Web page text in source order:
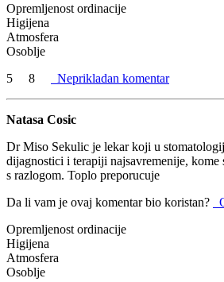
Opremljenost ordinacije
Higijena
Atmosfera
Osoblje
5
8 Neprikladan komentar
Natasa Cosic
Dr Miso Sekulic je lekar koji u
dijagnostici i terapiji najsavremenije,
s razlogom. Toplo preporucuje
Da li vam je ovaj komentar bio koristan?
Opremljenost ordinacije
Higijena
Atmosfera
Osoblje